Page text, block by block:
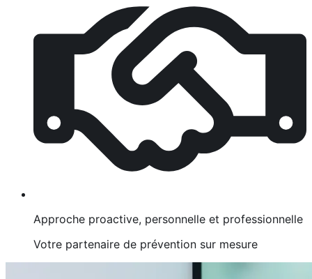
Approche proactive, personnelle et professionnelle
Votre partenaire de prévention sur mesure